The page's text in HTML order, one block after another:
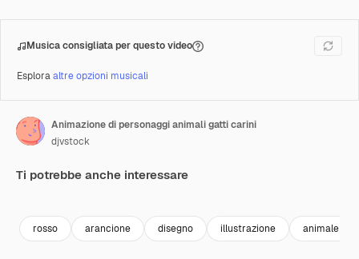
Musica consigliata per questo video
Esploraaltre opzioni musicali
Animazione di personaggi animali gatti carini
djvstock
Ti potrebbe anche interessare
rosso arancione disegno illustrazione animale